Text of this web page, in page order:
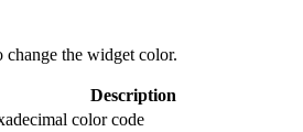
the widget color.
Description
color code